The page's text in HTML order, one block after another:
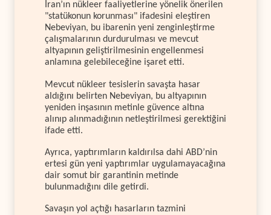
İran’ın nükleer faaliyetlerine yönelik önerilen
"statükonun korunması" ifadesini eleştiren
Nebeviyan, bu ibarenin yeni zenginleştirme
çalışmalarının durdurulması ve mevcut
altyapının geliştirilmesinin engellenmesi
anlamına gelebileceğine işaret etti.
Mevcut nükleer tesislerin savaşta hasar
aldığını belirten Nebeviyan, bu altyapının
yeniden inşasının metinle güvence altına
alınıp alınmadığının netleştirilmesi gerektiğini
ifade etti.
Ayrıca, yaptırımların kaldırılsa dahi ABD’nin
ertesi gün yeni yaptırımlar uygulamayacağına
dair somut bir garantinin metinde
bulunmadığını dile getirdi.
Savaşın yol açtığı hasarların tazmini